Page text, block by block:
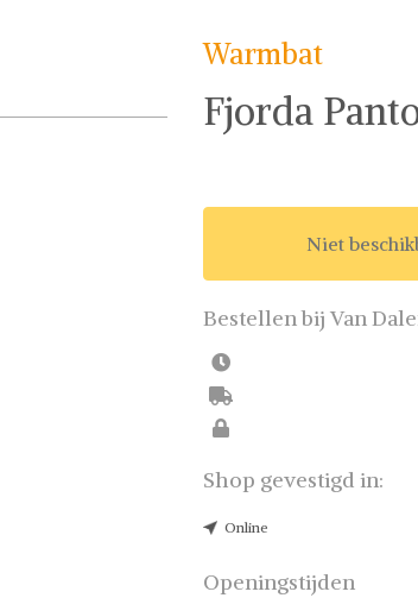
Warmbat
Fjorda
Niet
Bestellen bij Van
Shop gevestigd in:
Online
Openingstijden